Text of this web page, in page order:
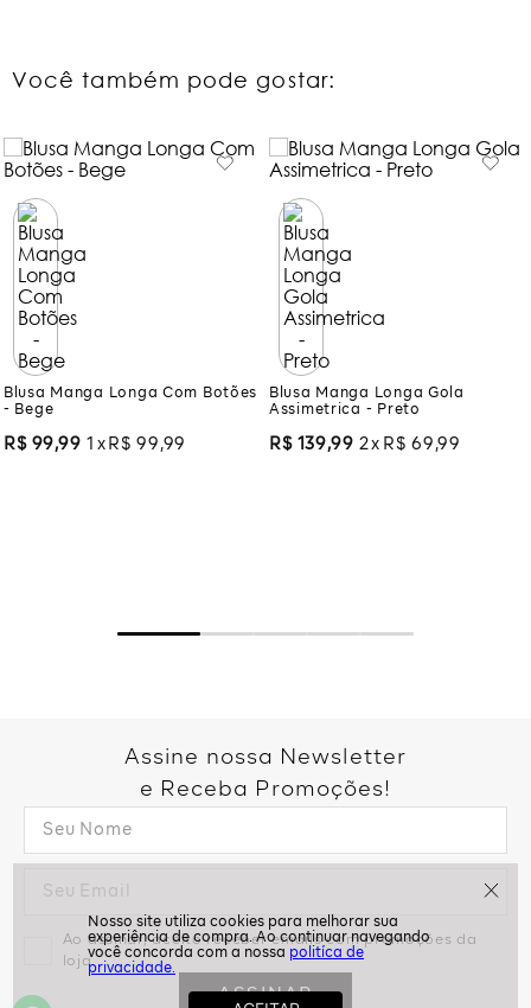
politíca de
privacidade.
Você também pode gostar:
Blusa Manga Longa Com Botões
- Bege
R$ 99,99 1 R$ 99 ,99
Blusa Manga Longa Gola
Assimetrica - Preto
R$ 139,99 2 R$ 69 ,99
Assine nossa Newsletter
e Receba Promoções!
Ao assinar, aceito receber emails com promoções da
loja
ASSINAR